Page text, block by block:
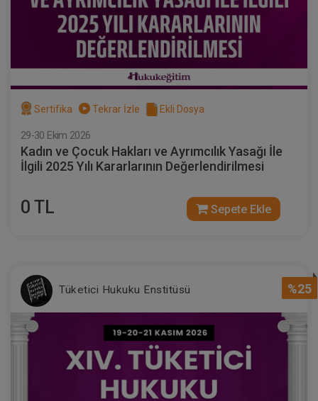
Sertifika Tekrar İzle Ekli Dosya
29-30 Ekim 2026
Kadın ve Çocuk Hakları ve Ayrımcılık Yasağı İle
İlgili 2025 Yılı Kararlarının Değerlendirilmesi
0 TL Sepete Ekle
%25
Tüketici Hukuku Enstitüsü